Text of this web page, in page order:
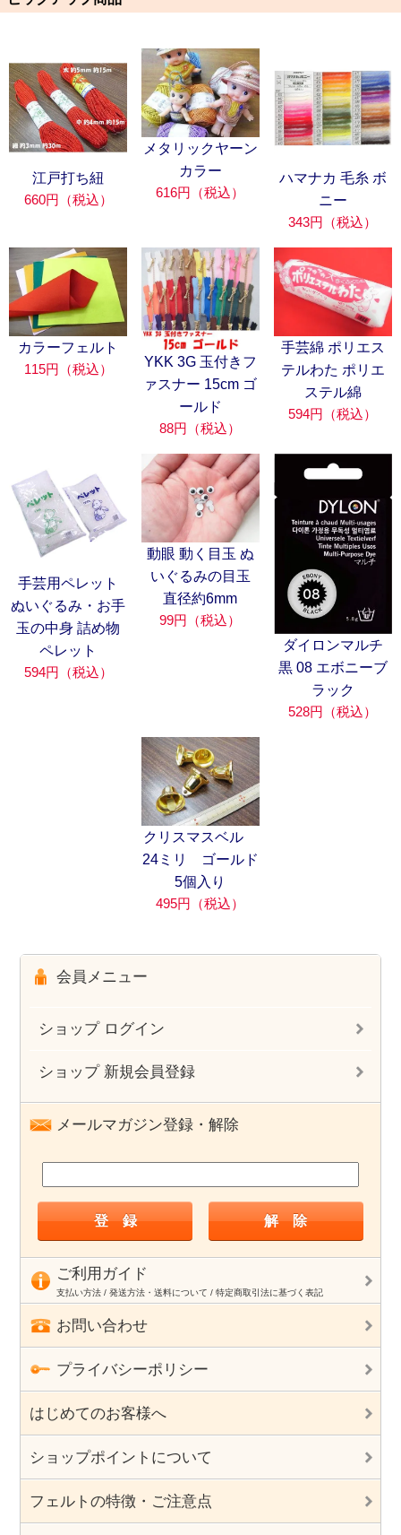
江戸打ち紐
660円（税込）
メタリックヤーン
カラー
616円（税込）
ハマナカ 毛糸 ボ
ニー
343円（税込）
カラーフェルト
115円（税込）
YKK 3G 玉付きフ
ァスナー 15cm ゴ
ールド
88円（税込）
手芸綿 ポリエス
テルわた ポリエ
ステル綿
594円（税込）
手芸用ペレット
ぬいぐるみ・お手
玉の中身 詰め物
ペレット
594円（税込）
動眼 動く目玉 ぬ
いぐるみの目玉
直径約6mm
99円（税込）
ダイロンマルチ
黒 08 エボニーブ
ラック
528円（税込）
クリスマスベル
24ミリ ゴールド
5個入り
495円（税込）
会員メニュー
ショップ ログイン
ショップ 新規会員登録
メールマガジン登録・解除
ご利用ガイド
支払い方法 / 発送方法・送料について / 特定商取引法に基づく表記
お問い合わせ
プライバシーポリシー
はじめてのお客様へ
ショップポイントについて
フェルトの特徴・ご注意点